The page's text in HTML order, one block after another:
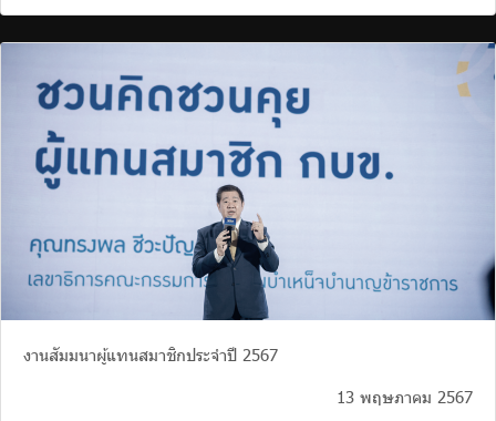
งานสัมมนาผู้แทนสมาชิกประจำปี 2567
13 พฤษภาคม 2567